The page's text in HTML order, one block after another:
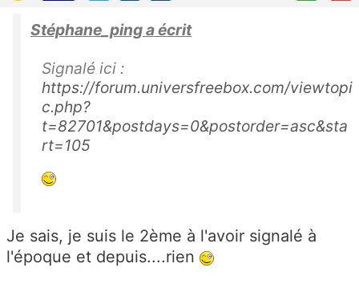
Stéphane_ping a écrit
Signalé ici :
https://forum.universfreebox.com/viewtopi
c.php?
t=82701&postdays=0&postorder=asc&sta
rt=105
Je sais, je suis le 2ème à l'avoir signalé à
l'époque et depuis....rien